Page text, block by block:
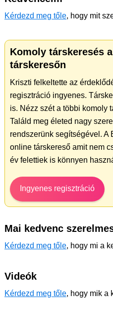
Kérdezd meg tőle, hogy mit
Komoly társkeresés
társkeresőn
Kriszti felkeltette az
regisztráció ingyenes.
is. Nézz szét a többi komoly
Találd meg életed nagy
rendszerünk segítségével. A
online társkereső amit nem
év felettiek is könnyen
Ingyenes regisztráció
Mai kedvenc
Kérdezd meg tőle, hogy mi a
Videók
Kérdezd meg tőle, hogy mik a